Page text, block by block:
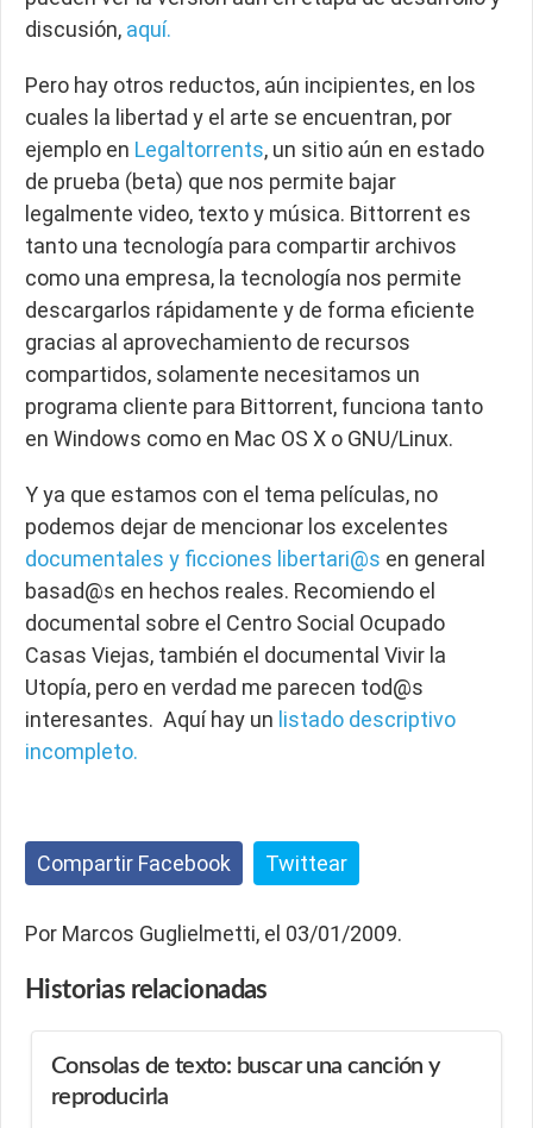
discusión, aquí.
Pero hay otros reductos, aún incipientes, en los
cuales la libertad y el arte se encuentran, por
ejemplo en Legaltorrents, un sitio aún en estado
de prueba (beta) que nos permite bajar
legalmente video, texto y música. Bittorrent es
tanto una tecnología para compartir archivos
como una empresa, la tecnología nos permite
descargarlos rápidamente y de forma eficiente
gracias al aprovechamiento de recursos
compartidos, solamente necesitamos un
programa cliente para Bittorrent, funciona tanto
en Windows como en Mac OS X o GNU/Linux.
Y ya que estamos con el tema películas, no
podemos dejar de mencionar los excelentes
documentales y ficciones libertari@s en general
basad@s en hechos reales. Recomiendo el
documental sobre el Centro Social Ocupado
Casas Viejas, también el documental Vivir la
Utopía, pero en verdad me parecen tod@s
interesantes. Aquí hay un listado descriptivo
incompleto.
Compartir Facebook Twittear
Por Marcos Guglielmetti, el 03/01/2009.
Historias relacionadas
Consolas de texto: buscar una canción y
reproducirla